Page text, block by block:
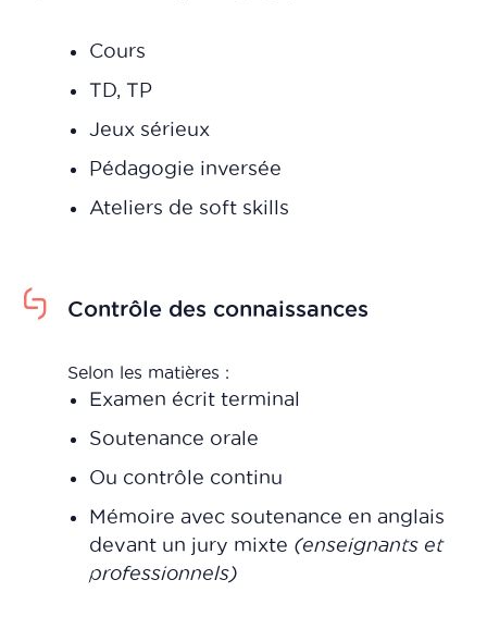
Cours
TD, TP
Jeux sérieux
Pédagogie inversée
Ateliers de soft skills
Contrôle des connaissances
Selon les matières :
Examen écrit terminal
Soutenance orale
Ou contrôle continu
Mémoire avec soutenance en anglais
devant un jury mixte (enseignants et
professionnels)